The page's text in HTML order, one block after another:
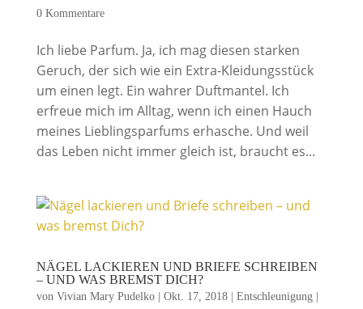
0 Kommentare
Ich liebe Parfum. Ja, ich mag diesen starken
Geruch, der sich wie ein Extra-Kleidungsstück
um einen legt. Ein wahrer Duftmantel. Ich
erfreue mich im Alltag, wenn ich einen Hauch
meines Lieblingsparfums erhasche. Und weil
das Leben nicht immer gleich ist, braucht es...
NÄGEL LACKIEREN UND BRIEFE SCHREIBEN
– UND WAS BREMST DICH?
von Vivian Mary Pudelko| Okt. 17, 2018| Entschleunigung|